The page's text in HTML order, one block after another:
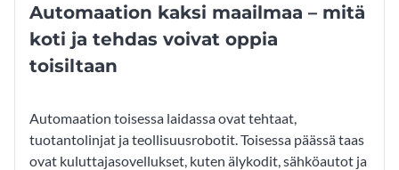
Automaation kaksi maailmaa – mitä
koti ja tehdas voivat oppia
toisiltaan
Automaation toisessa laidassa ovat tehtaat,
tuotantolinjat ja teollisuusrobotit. Toisessa päässä taas
ovat kuluttajasovellukset, kuten älykodit, sähköautot ja